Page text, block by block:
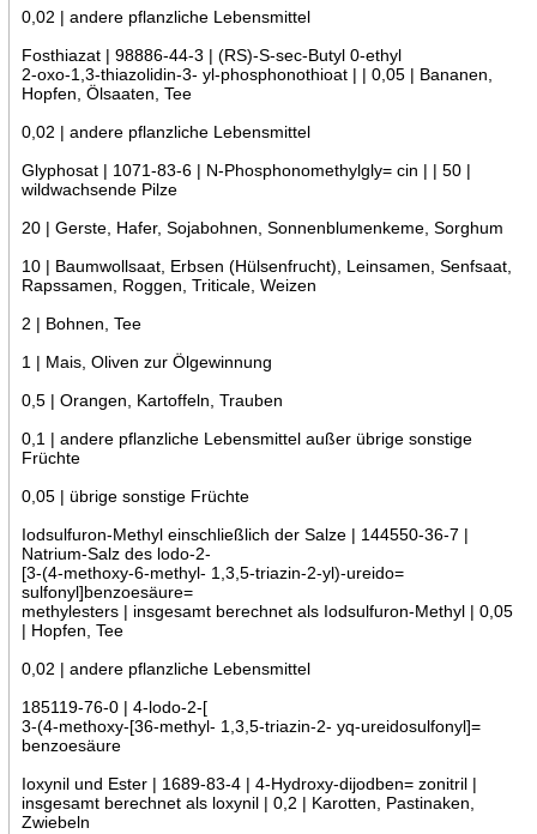
0,02 | andere pflanzliche Lebensmittel
Fosthiazat | 98886-44-3 | (RS)-S-sec-Butyl 0-ethyl
2-oxo-1,3-thiazolidin-3- yl-phosphonothioat | | 0,05 | Bananen,
Hopfen, Ölsaaten, Tee
0,02 | andere pflanzliche Lebensmittel
Glyphosat | 1071-83-6 | N-Phosphonomethylgly= cin | | 50 |
wildwachsende Pilze
20 | Gerste, Hafer, Sojabohnen, Sonnenblumenkeme, Sorghum
10 | Baumwollsaat, Erbsen (Hülsenfrucht), Leinsamen, Senfsaat,
Rapssamen, Roggen, Triticale, Weizen
2 | Bohnen, Tee
1 | Mais, Oliven zur Ölgewinnung
0,5 | Orangen, Kartoffeln, Trauben
0,1 | andere pflanzliche Lebensmittel außer übrige sonstige
Früchte
0,05 | übrige sonstige Früchte
Iodsulfuron-Methyl einschließlich der Salze | 144550-36-7 |
Natrium-Salz des lodo-2-
[3-(4-methoxy-6-methyl- 1,3,5-triazin-2-yl)-ureido=
sulfonyl]benzoesäure=
methylesters | insgesamt berechnet als Iodsulfuron-Methyl | 0,05
| Hopfen, Tee
0,02 | andere pflanzliche Lebensmittel
185119-76-0 | 4-lodo-2-[
3-(4-methoxy-[36-methyl- 1,3,5-triazin-2- yq-ureidosulfonyl]=
benzoesäure
Ioxynil und Ester | 1689-83-4 | 4-Hydroxy-dijodben= zonitril |
insgesamt berechnet als loxynil | 0,2 | Karotten, Pastinaken,
Zwiebeln